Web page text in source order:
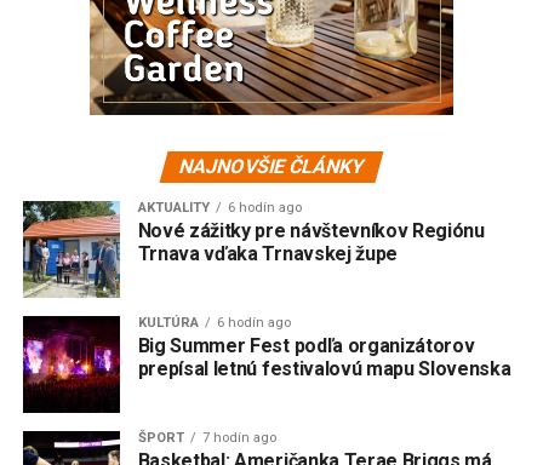
NAJNOVŠIE ČLÁNKY
AKTUALITY 6 hodín ago
Nové zážitky pre návštevníkov Regiónu
Trnava vďaka Trnavskej župe
KULTÚRA 6 hodín ago
Big Summer Fest podľa organizátorov
prepísal letnú festivalovú mapu Slovenska
ŠPORT 7 hodín ago